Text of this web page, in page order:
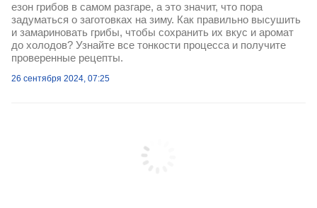
езон грибов в самом разгаре, а это значит, что пора
задуматься о заготовках на зиму. Как правильно высушить
и замариновать грибы, чтобы сохранить их вкус и аромат
до холодов? Узнайте все тонкости процесса и получите
проверенные рецепты.
26 сентября 2024, 07:25